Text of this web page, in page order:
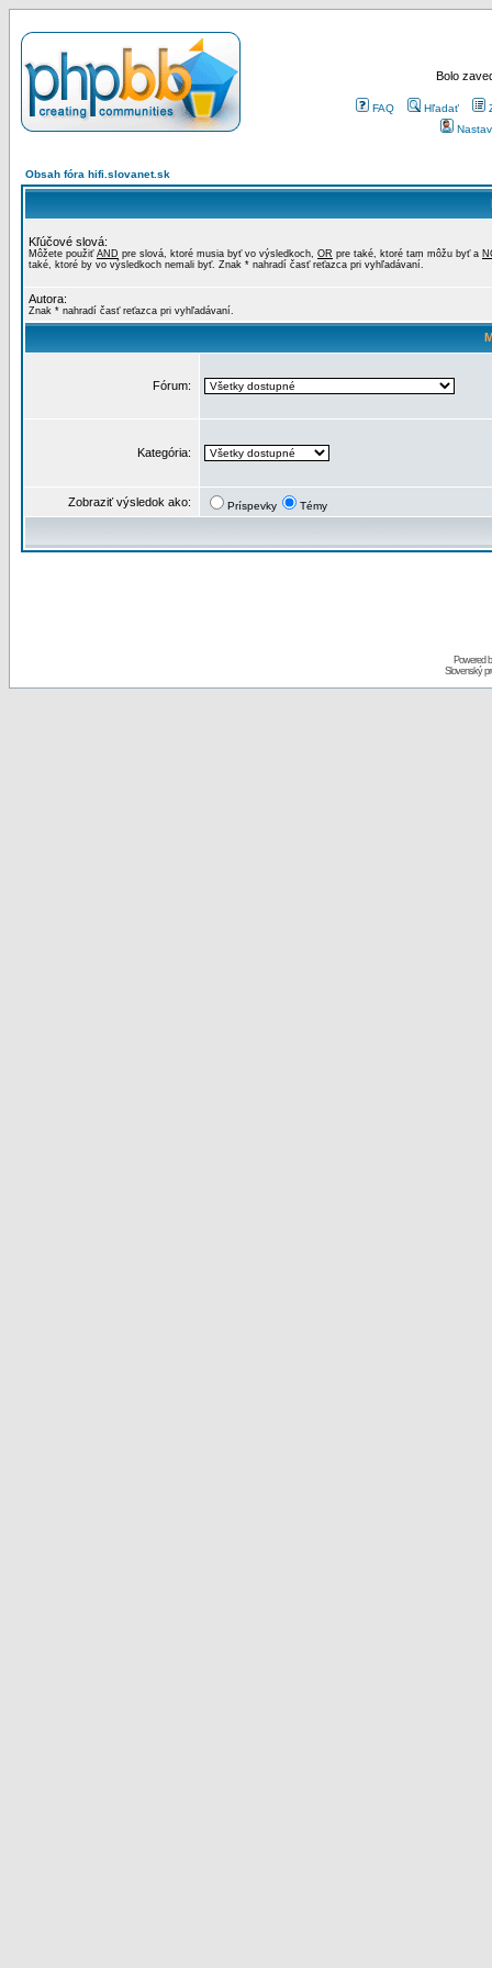
Bolo
FAQ Hľadať
Obsah fóra hifi.slovanet.sk
Kľúčové slová:
Môžete použiť AND pre slová, ktoré musia byť vo výsledkoch, OR pre také, ktoré tam môžu byť a
také, ktoré by vo výsledkoch nemali byť. Znak * nahradí časť reťazca pri vyhľadávaní.
Autora:
Znak * nahradí časť reťazca pri vyhľadávaní.
Fórum:
Kategória:
Zobraziť výsledok ako: Príspevky Témy
Powered
Slovenský